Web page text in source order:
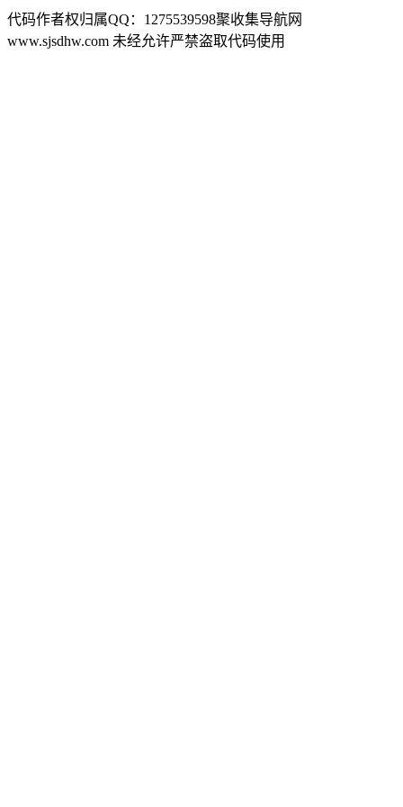
代码作者权归属QQ：1275539598聚收集导航网
www.sjsdhw.com 未经允许严禁盗取代码使用